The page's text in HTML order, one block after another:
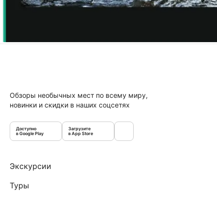
Обзоры необычных мест по всему миру,
новинки и скидки в наших соцсетях
Доступно
в Google Play
Загрузите
в App Store
Экскурсии
Туры